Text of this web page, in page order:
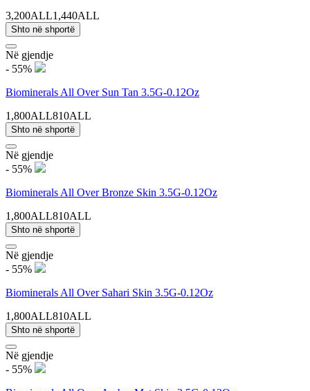
3,200ALL1,440ALL
Shto në shportë
Në gjendje
- 55%
Biominerals All Over Sun Tan 3.5G-0.12Oz
1,800ALL810ALL
Shto në shportë
Në gjendje
- 55%
Biominerals All Over Bronze Skin 3.5G-0.12Oz
1,800ALL810ALL
Shto në shportë
Në gjendje
- 55%
Biominerals All Over Sahari Skin 3.5G-0.12Oz
1,800ALL810ALL
Shto në shportë
Në gjendje
- 55%